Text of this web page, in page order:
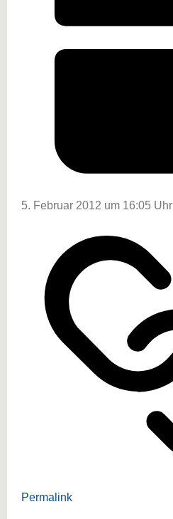
5. Februar 2012 um 16:05 Uhr
Permalink